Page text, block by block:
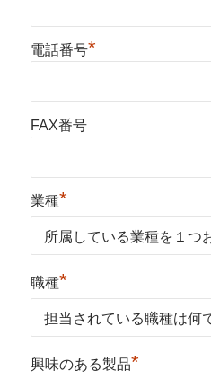
電話番号*
FAX番号
業種*
職種*
興味のある製品*